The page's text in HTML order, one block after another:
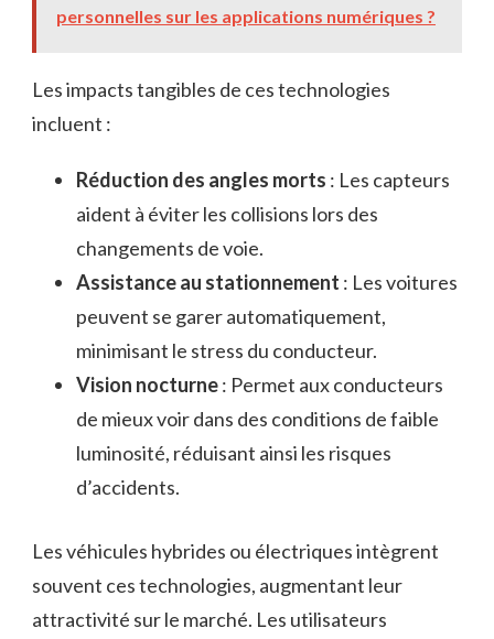
personnelles sur les applications numériques ?
Les impacts tangibles de ces technologies
incluent :
Réduction des angles morts : Les capteurs
aident à éviter les collisions lors des
changements de voie.
Assistance au stationnement : Les voitures
peuvent se garer automatiquement,
minimisant le stress du conducteur.
Vision nocturne: Permet aux conducteurs
de mieux voir dans des conditions de faible
luminosité, réduisant ainsi les risques
d’accidents.
Les véhicules hybrides ou électriques intègrent
souvent ces technologies, augmentant leur
attractivité sur le marché. Les utilisateurs